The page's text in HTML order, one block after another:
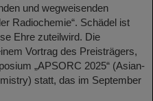
und wegweisenden
Radiochemie“. Schädel ist
Ehre zuteilwird. Die
Vortrag des Preisträgers,
„APSORC 2025“ (Asian-
statt, das im September